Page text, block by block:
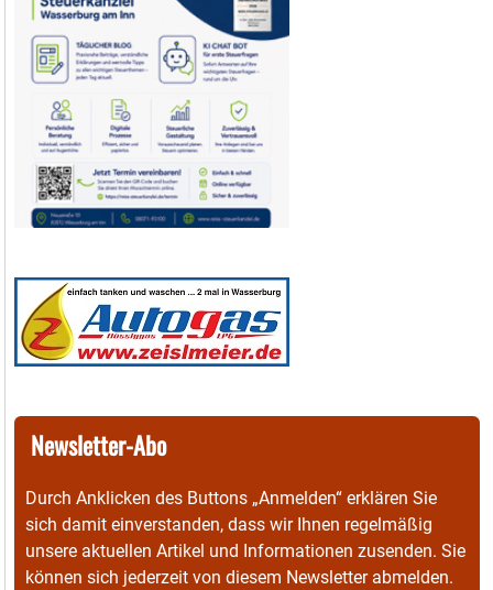
Newsletter-Abo
Durch Anklicken des Buttons „Anmelden“ erklären Sie
sich damit einverstanden, dass wir Ihnen regelmäßig
unsere aktuellen Artikel und Informationen zusenden. Sie
können sich jederzeit von diesem Newsletter abmelden.